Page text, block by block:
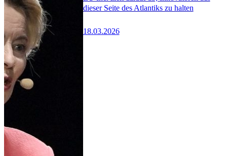
dieser Seite des Atlantiks zu halten
18.03.2026